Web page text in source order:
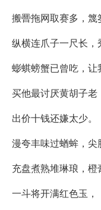
搬罾拖网取赛多，篾
纵横连爪子一尺长，
蟛蜞螃蟹已曾吃，让
买他最讨厌黄胡子老
出价十钱还嫌太少。
漫夸丰味过蝤蛑，尖
充盘煮熟堆琳琅，橙
一斗将开满红色玉，